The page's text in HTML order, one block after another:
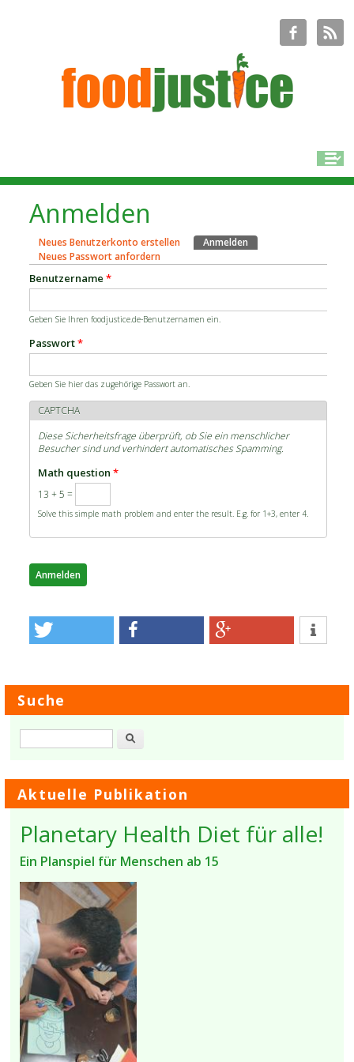
Anmelden
Haupt-Reiter
Neues Benutzerkonto erstellen Anmelden (aktiver Reiter)
Neues Passwort anfordern
Benutzername*
Geben Sie Ihren foodjustice.de-Benutzernamen ein.
Passwort*
Geben Sie hier das zugehörige Passwort an.
CAPTCHA
Diese Sicherheitsfrage überprüft, ob Sie ein menschlicher
Besucher sind und verhindert automatisches Spamming.
Math question*
13 + 5 =
Solve this simple math problem and enter the result. E.g. for 1+3, enter 4.
Suche
Suche
Aktuelle Publikation
Planetary Health Diet für alle!
Ein Planspiel für Menschen ab 15